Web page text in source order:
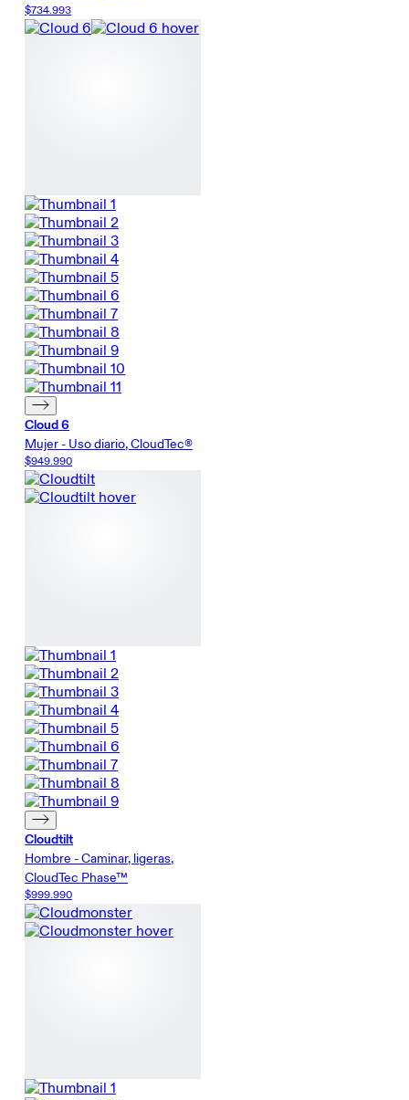
$734.993
Cloud 6
Mujer - Uso diario, CloudTec®
$949.990
Cloudtilt
Hombre - Caminar, ligeras,
CloudTec Phase™
$999.990